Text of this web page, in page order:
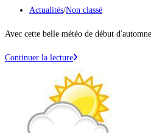
la
publiée :
Post
Actualités/Non classé
Avec cette belle météo de début
Continuer la lectureRemerciements
et
résultats